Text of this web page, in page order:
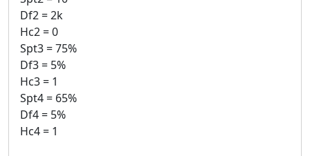
Df2 = 2k
Hc2 = 0
Spt3 = 75%
Df3 = 5%
Hc3 = 1
Spt4 = 65%
Df4 = 5%
Hc4 = 1